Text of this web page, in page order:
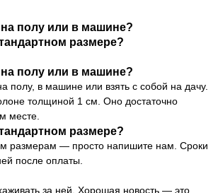
полу или в машине?
размере?
полу или в машине?
полу, в машине или взять с собой на дачу.
толщиной 1 см. Оно достаточно
месте.
размере?
размерам — просто напишите нам. Сроки
после оплаты.
за ней. Хорошая новость — это